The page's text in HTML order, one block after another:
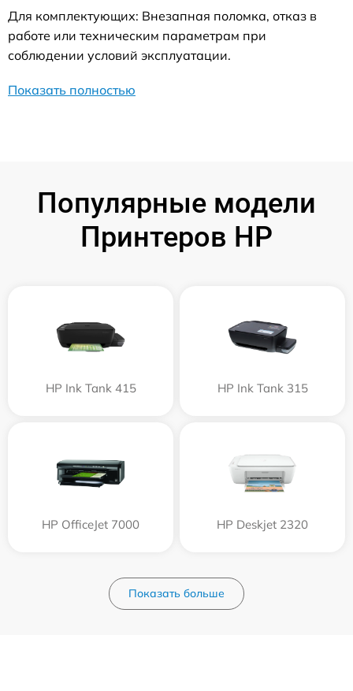
Для комплектующих: Внезапная поломка, отказ в
работе или техническим параметрам при
соблюдении условий эксплуатации.
Показать полностью
Популярные модели
Принтеров HP
HP Ink Tank 415 HP Ink Tank 315
HP OfficeJet 7000 HP Deskjet 2320
Показать больше